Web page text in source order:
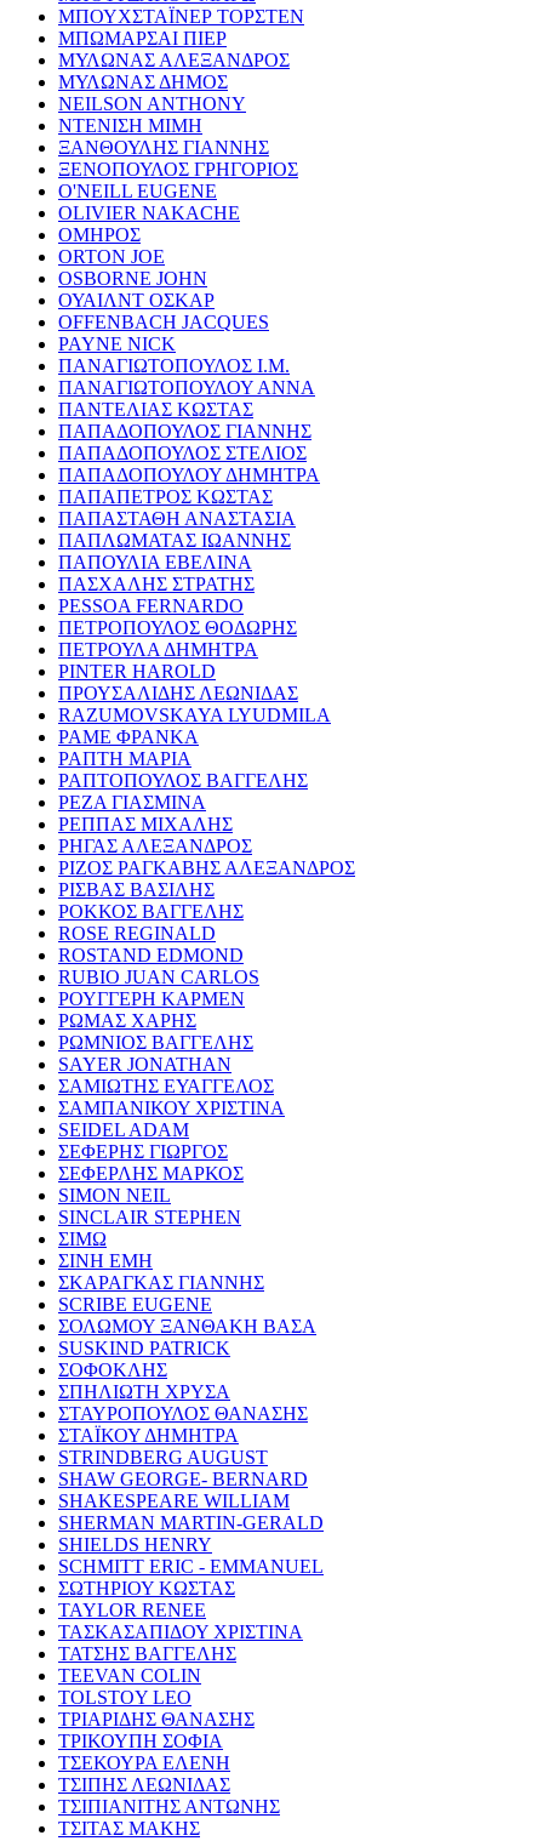
ΜΠΟΥΧΣΤΑΪΝΕΡ ΤΟΡΣΤΕΝ
ΜΠΩΜΑΡΣΑΙ ΠΙΕΡ
ΜΥΛΩΝΑΣ ΑΛΕΞΑΝΔΡΟΣ
ΜΥΛΩΝΑΣ ΔΗΜΟΣ
NEILSON ANTHONY
ΝΤΕΝΙΣΗ ΜΙΜΗ
ΞΑΝΘΟΥΛΗΣ ΓΙΑΝΝΗΣ
ΞΕΝΟΠΟΥΛΟΣ ΓΡΗΓΟΡΙΟΣ
O'NEILL EUGENE
OLIVIER NAKACHE
ΟΜΗΡΟΣ
ORTON JOE
OSBORNE JOHN
ΟΥΑΙΛΝΤ ΟΣΚΑΡ
OFFENBACH JACQUES
PAYNE NICK
ΠΑΝΑΓΙΩΤΟΠΟΥΛΟΣ Ι.Μ.
ΠΑΝΑΓΙΩΤΟΠΟΥΛΟΥ ΑΝΝΑ
ΠΑΝΤΕΛΙΑΣ ΚΩΣΤΑΣ
ΠΑΠΑΔΟΠΟΥΛΟΣ ΓΙΑΝΝΗΣ
ΠΑΠΑΔΟΠΟΥΛΟΣ ΣΤΕΛΙΟΣ
ΠΑΠΑΔΟΠΟΥΛΟΥ ΔΗΜΗΤΡΑ
ΠΑΠΑΠΕΤΡΟΣ ΚΩΣΤΑΣ
ΠΑΠΑΣΤΑΘΗ ΑΝΑΣΤΑΣΙΑ
ΠΑΠΛΩΜΑΤΑΣ ΙΩΑΝΝΗΣ
ΠΑΠΟΥΛΙΑ ΕΒΕΛΙΝΑ
ΠΑΣΧΑΛΗΣ ΣΤΡΑΤΗΣ
PESSOA FERNARDO
ΠΕΤΡΟΠΟΥΛΟΣ ΘΟΔΩΡΗΣ
ΠΕΤΡΟΥΛΑ ΔΗΜΗΤΡΑ
PINTER HAROLD
ΠΡΟΥΣΑΛΙΔΗΣ ΛΕΩΝΙΔΑΣ
RAZUMOVSKAYA LYUDMILA
ΡΑΜΕ ΦΡΑΝΚΑ
ΡΑΠΤΗ ΜΑΡΙΑ
ΡΑΠΤΟΠΟΥΛΟΣ ΒΑΓΓΕΛΗΣ
ΡΕΖΑ ΓΙΑΣΜΙΝΑ
ΡΕΠΠΑΣ ΜΙΧΑΛΗΣ
ΡΗΓΑΣ ΑΛΕΞΑΝΔΡΟΣ
ΡΙΖΟΣ ΡΑΓΚΑΒΗΣ ΑΛΕΞΑΝΔΡΟΣ
ΡΙΣΒΑΣ ΒΑΣΙΛΗΣ
ΡΟΚΚΟΣ ΒΑΓΓΕΛΗΣ
ROSE REGINALD
ROSTAND EDMOND
RUBIO JUAN CARLOS
ΡΟΥΓΓΕΡΗ ΚΑΡΜΕΝ
ΡΩΜΑΣ ΧΑΡΗΣ
ΡΩΜΝΙΟΣ ΒΑΓΓΕΛΗΣ
SAYER JONATHAN
ΣΑΜΙΩΤΗΣ ΕΥΑΓΓΕΛΟΣ
ΣΑΜΠΑΝΙΚΟΥ ΧΡΙΣΤΙΝΑ
SEIDEL ADAM
ΣΕΦΕΡΗΣ ΓΙΩΡΓΟΣ
ΣΕΦΕΡΛΗΣ ΜΑΡΚΟΣ
SIMON NEIL
SINCLAIR STEPHEN
ΣΙΜΩ
ΣΙΝΗ ΕΜΗ
ΣΚΑΡΑΓΚΑΣ ΓΙΑΝΝΗΣ
SCRIBE EUGENE
ΣΟΛΩΜΟΥ ΞΑΝΘΑΚΗ ΒΑΣΑ
SUSKIND PATRICK
ΣΟΦΟΚΛΗΣ
ΣΠΗΛΙΩΤΗ ΧΡΥΣΑ
ΣΤΑΥΡΟΠΟΥΛΟΣ ΘΑΝΑΣΗΣ
ΣΤΑΪΚΟΥ ΔΗΜΗΤΡΑ
STRINDBERG AUGUST
SHAW GEORGE- BERNARD
SHAKESPEARE WILLIAM
SHERMAN MARTIN-GERALD
SHIELDS HENRY
SCHMITT ERIC - EMMANUEL
ΣΩΤΗΡΙΟΥ ΚΩΣΤΑΣ
TAYLOR RENEE
ΤΑΣΚΑΣΑΠΙΔΟΥ ΧΡΙΣΤΙΝΑ
ΤΑΤΣΗΣ ΒΑΓΓΕΛΗΣ
TEEVAN COLIN
TOLSTOY LEO
ΤΡΙΑΡΙΔΗΣ ΘΑΝΑΣΗΣ
ΤΡΙΚΟΥΠΗ ΣΟΦΙΑ
ΤΣΕΚΟΥΡΑ ΕΛΕΝΗ
ΤΣΙΠΗΣ ΛΕΩΝΙΔΑΣ
ΤΣΙΠΙΑΝΙΤΗΣ ΑΝΤΩΝΗΣ
ΤΣΙΤΑΣ ΜΑΚΗΣ